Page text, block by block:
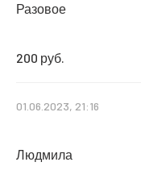
Разовое
200 руб.
01.06.2023, 21:16
Людмила